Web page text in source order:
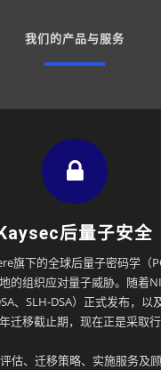
我们的产品与服务
Kaysec后量子安全
旗下的全球后量子密码学（
的组织应对量子威胁。随着
、SLH-DSA）正式发布，以
迁移截止期，现在正是采取行
估、迁移策略、实施服务